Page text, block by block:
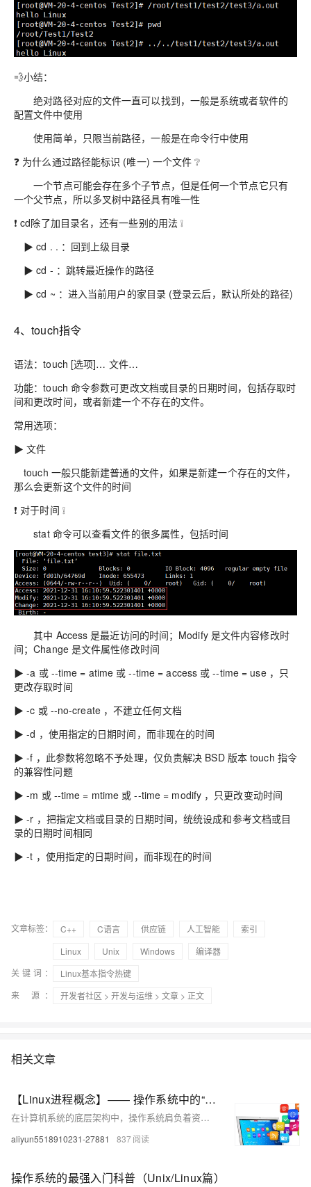
💨小结：
绝对路径对应的文件一直可以找到，一般是系统或者软件的
配置文件中使用
使用简单，只限当前路径，一般是在命令行中使用
❓ 为什么通过路径能标识 (唯一) 一个文件 ❔
一个节点可能会存在多个子节点，但是任何一个节点它只有
一个父节点，所以多叉树中路径具有唯一性
❗ cd除了加目录名，还有一些别的用法 ❕
▶ cd . . ：回到上级目录
▶ cd - ：跳转最近操作的路径
▶ cd ~ ：进入当前用户的家目录 (登录云后，默认所处的路径)
4、touch指令
语法：touch [选项]… 文件…
功能：touch 命令参数可更改文档或目录的日期时间，包括存取时
间和更改时间，或者新建一个不存在的文件。
常用选项：
▶ 文件
touch 一般只能新建普通的文件，如果是新建一个存在的文件，
那么会更新这个文件的时间
❗ 对于时间 ❕
stat 命令可以查看文件的很多属性，包括时间
其中 Access 是最近访问的时间；Modify 是文件内容修改时
间；Change 是文件属性修改时间
▶ -a 或 --time = atime 或 --time = access 或 --time = use ，只
更改存取时间
▶ -c 或 --no-create ，不建立任何文档
▶ -d ，使用指定的日期时间，而非现在的时间
▶ -f ，此参数将忽略不予处理，仅负责解决 BSD 版本 touch 指令
的兼容性问题
▶ -m 或 --time = mtime 或 --time = modify ，只更改变动时间
▶ -r ，把指定文档或目录的日期时间，统统设成和参考文档或目
录的日期时间相同
▶ -t ，使用指定的日期时间，而非现在的时间
文章标签： C++ C语言 供应链 人工智能
索引
Linux
Unix Windows
编译器
关键词：
Linux基本指令热键
来 源：
开发者社区 > 开发与运维 > 文章 > 正文
相关文章
【Linux进程概念】—— 操作系统中的“生命体”，计算机里的“多线程”
在计算机系统的底层架构中，操作系统肩负着资源管理与任务调度的重任。当我们启动各类应用程序时，其背后复杂的运作机制便悄然展开。程序，作为静态的指令集合，如何在系统中实现动态执行？本文带你一探究竟！
aliyun5518910231-27881 837
操作系统的最强入门科普（Unix/Linux篇）